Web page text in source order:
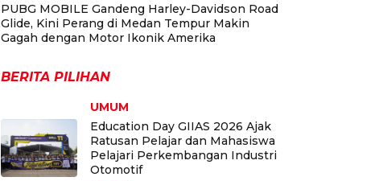
PUBG MOBILE Gandeng Harley-Davidson Road
Glide, Kini Perang di Medan Tempur Makin
Gagah dengan Motor Ikonik Amerika
BERITA PILIHAN
UMUM
Education Day GIIAS 2026 Ajak
Ratusan Pelajar dan Mahasiswa
Pelajari Perkembangan Industri
Otomotif